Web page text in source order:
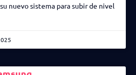
nuevo sistema para subir de nivel